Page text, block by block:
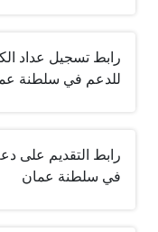
رابط تسجيل عداد
للدعم في سلطنة
رابط التقديم على
في سلطنة عمان